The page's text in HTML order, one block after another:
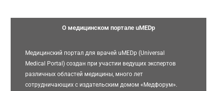
О медицинском портале uMEDp
Медицинский портал для врачей uMEDp (Universal
Medical Portal) создан при участии ведущих экспертов
различных областей медицины, много лет
сотрудничающих с издательским домом «Медфорум».